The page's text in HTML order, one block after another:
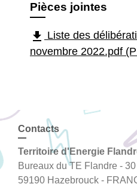
Pièces jointes
file_download Liste des
novembre 2022.pdf
Contacts
Territoire d'Energie
Bureaux du TE Flandre -
59190 Hazebrouck -